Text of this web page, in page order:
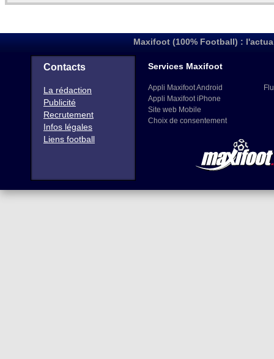
Maxifoot (100% Football) :
Contacts
La rédaction
Publicité
Recrutement
Infos légales
Liens football
Services Maxifoot
Appli Maxifoot Android
Appli Maxifoot iPhone
Site web Mobile
Choix de consentement